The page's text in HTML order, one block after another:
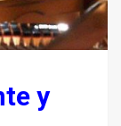
y